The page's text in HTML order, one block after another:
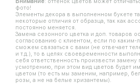
фото!
Элементы декора в выполненном букете
некоторые отличия от образца, так как
постоянно меняется.
Замена сезонного цветка и доп. товаров
согласованию с клиентом, если по
сможем связаться с вами (не отвечает
и т.д.), то в целях своевременности
себя ответственность произвести
усмотрению, при этом вид цветов будет
цветом (то есть мы заменим, например,
розы, а не на белые хризантемы).